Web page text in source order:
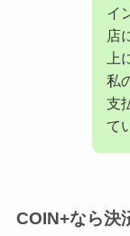
イ
店
上
私
支
て
COIN+なら決